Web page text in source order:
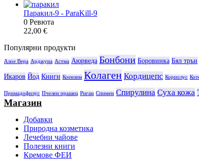
Паракил-9 - ParaKill-9
0 Ревюта
22,00 €
Популярни продукти
Алое Вера Арджуна Астма Аюрведа Бонбони Боровинка Бял трън
Икаров Йод Книги Коензим Колаген Кордицепс Кориолус
Примадофилус Пчелен прашец Риган Спимен Спирулина Суха кожа
Магазин
Добавки
Природна козметика
Лечебни чайове
Полезни книги
Кремове ФЕИ